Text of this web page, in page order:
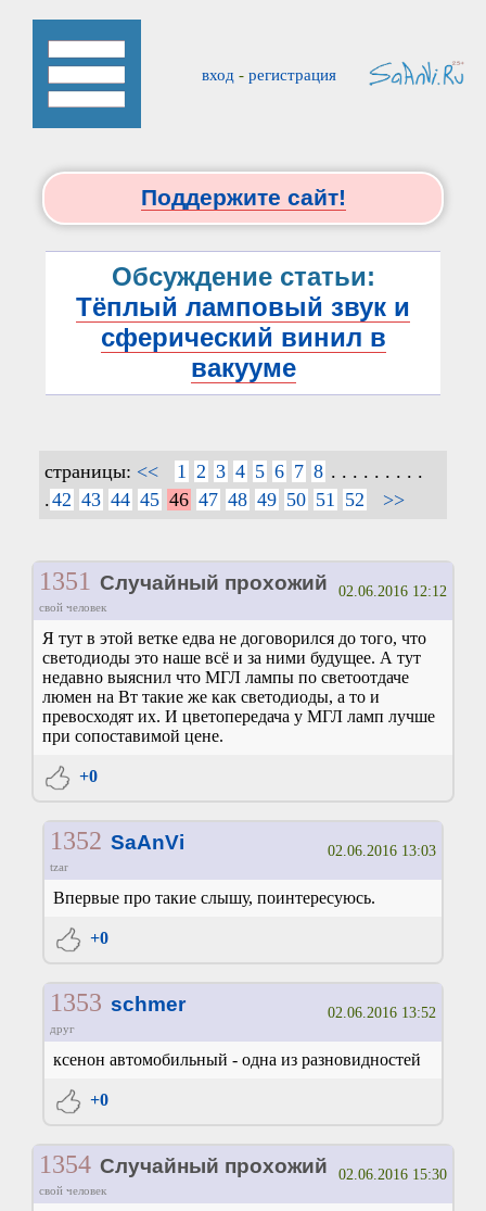
вход - регистрация
Поддержите сайт!
Обсуждение статьи:
Тёплый ламповый звук и
сферический винил в
вакууме
страницы: << 1 2 3 4 5 6 7 8 . . . . . . . . .
.42 43 44 45 46 47 48 49 50 51 52 >>
1351 Случайный прохожий
свой человек
02.06.2016 12:12
Я тут в этой ветке едва не договорился до того, что
светодиоды это наше всё и за ними будущее. А тут
недавно выяснил что МГЛ лампы по светоотдаче
люмен на Вт такие же как светодиоды, а то и
превосходят их. И цветопередача у МГЛ ламп лучше
при сопоставимой цене.
+0
1352 SaAnVi
tzar
02.06.2016 13:03
Впервые про такие слышу, поинтересуюсь.
+0
1353 schmer
друг
02.06.2016 13:52
ксенон автомобильный - одна из разновидностей
+0
1354 Случайный прохожий
свой человек
02.06.2016 15:30